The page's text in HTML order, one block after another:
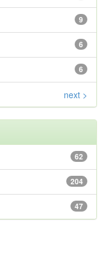
9
6
6
next >
62
204
47